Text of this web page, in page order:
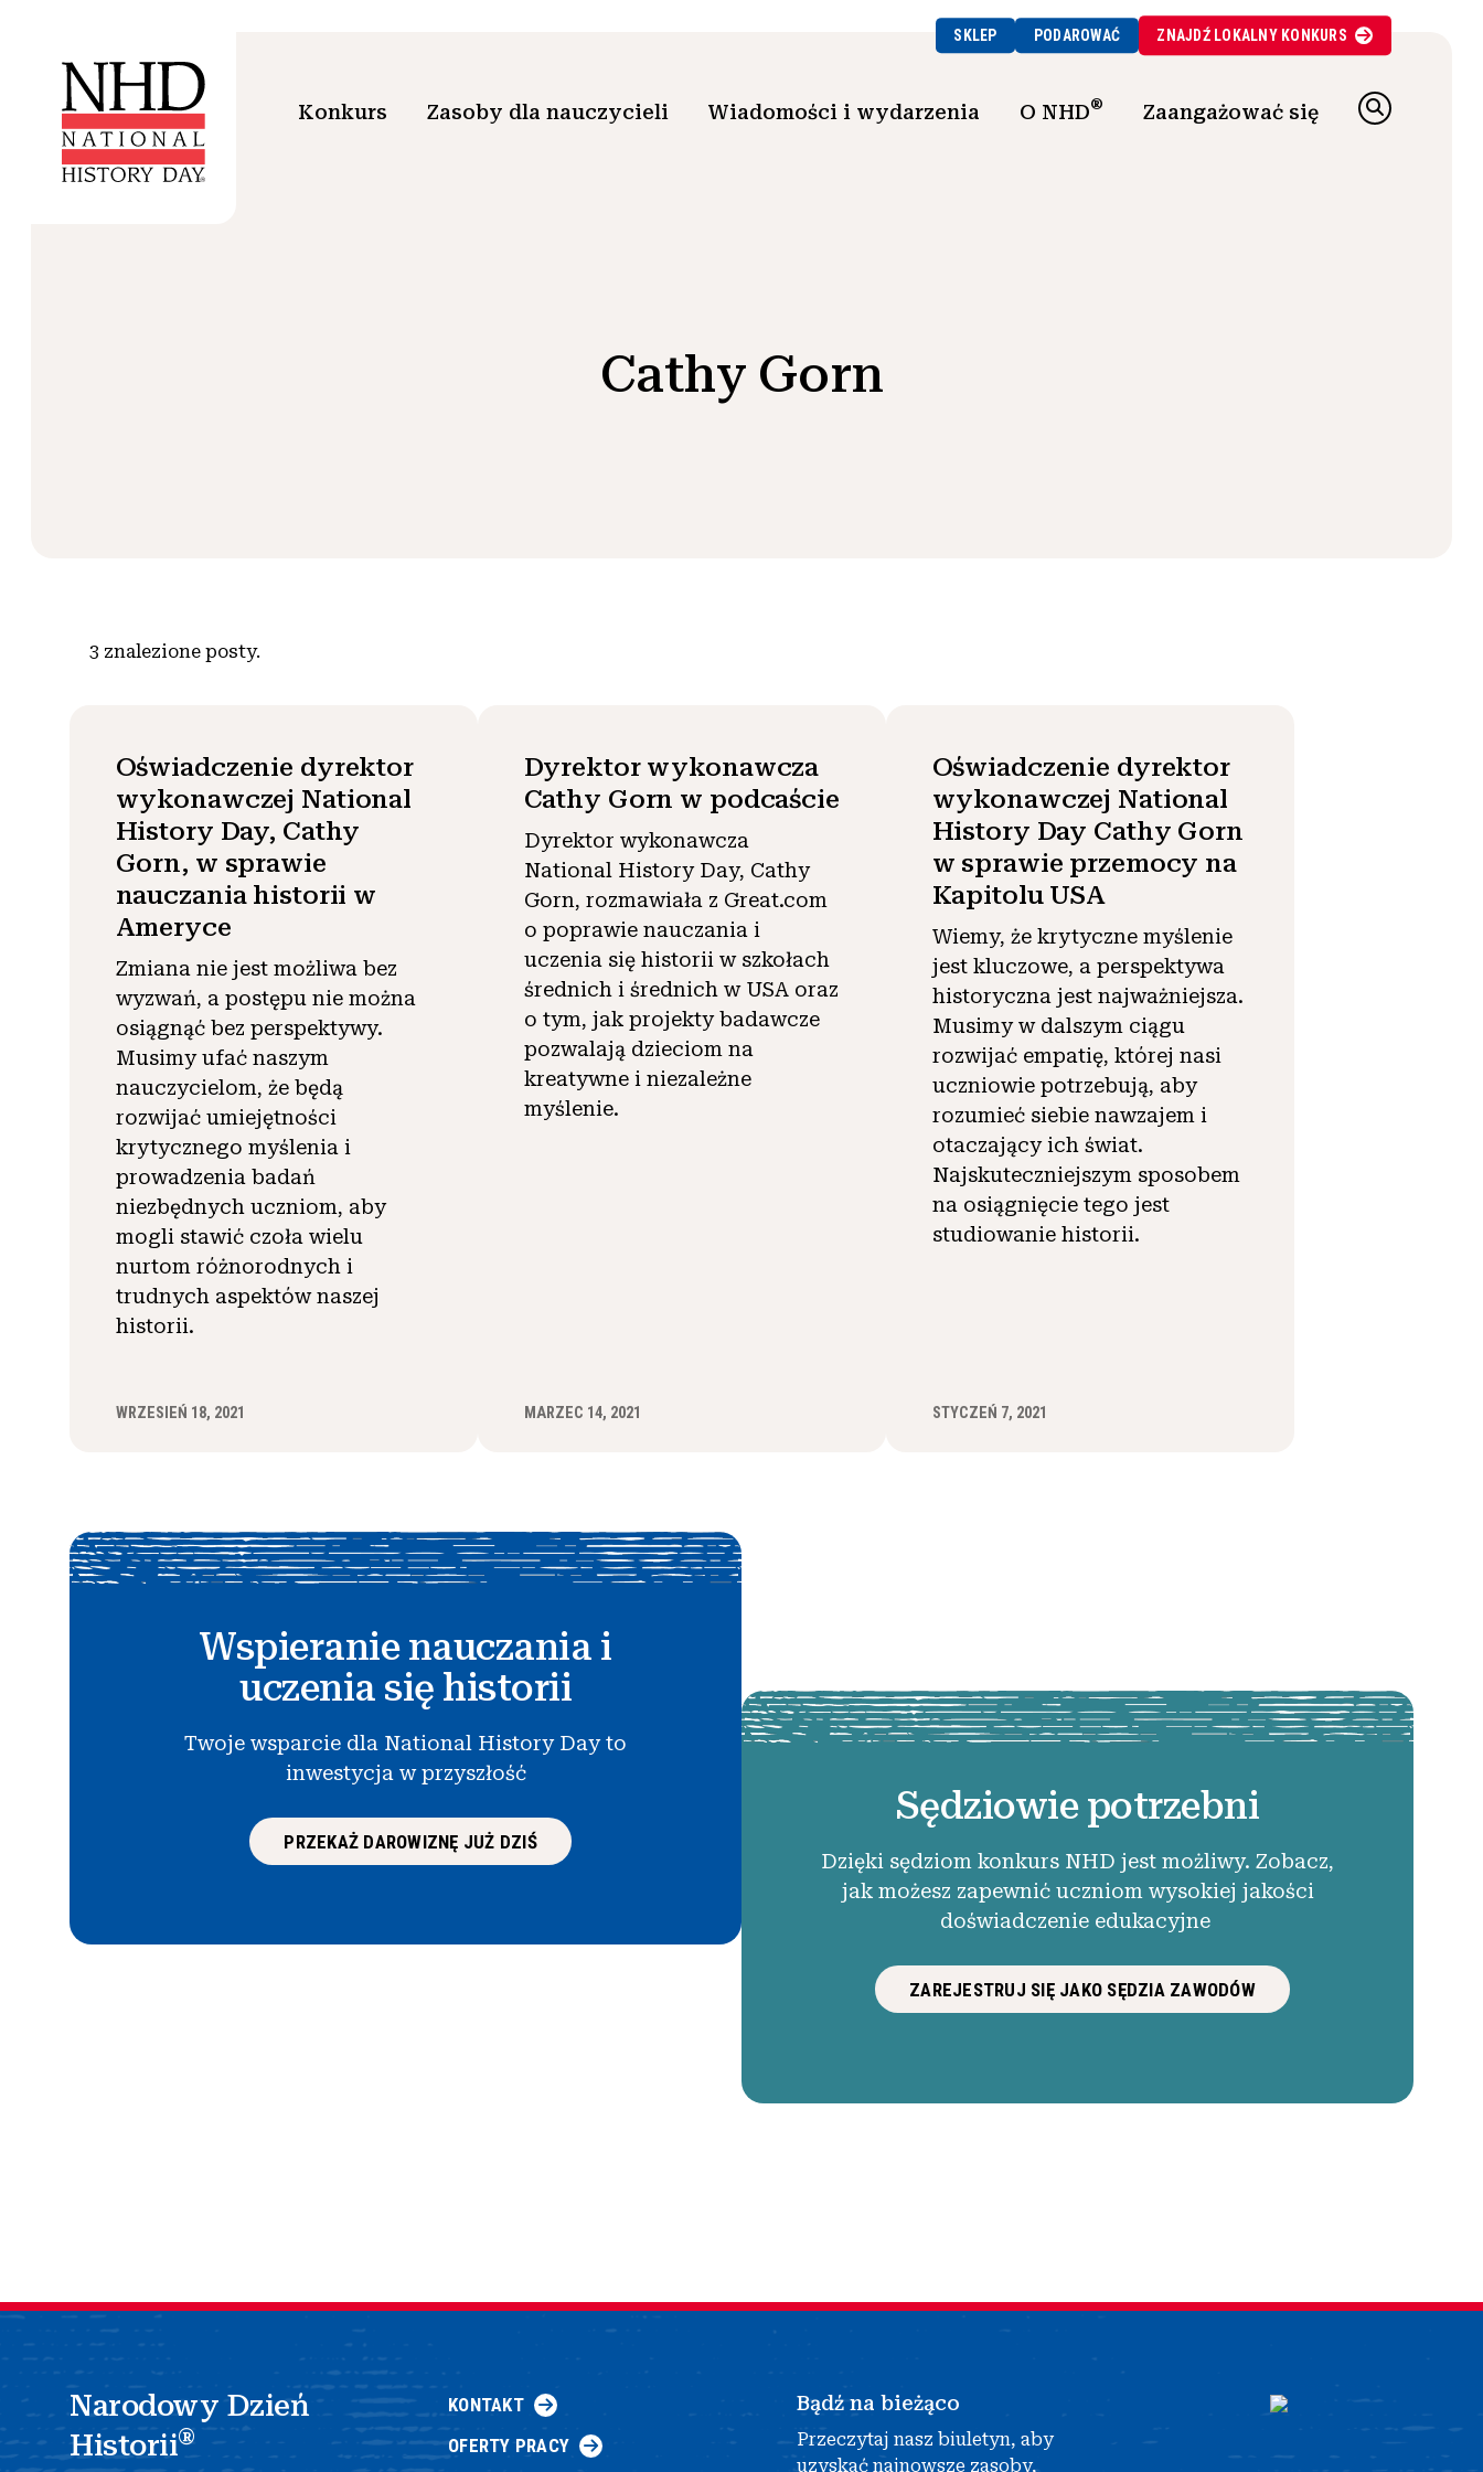
SKLEP PODAROWAĆ ZNAJDŹ LOKALNYKONKURS
Konkurs Zasoby dla nauczycieli Wiadomości i wydarzenia O NHD® Zaangażować się
Cathy Gorn
3 znalezione posty.
Oświadczenie dyrektor
wykonawczej National
History Day, Cathy
Gorn, w sprawie
nauczania historii w
Ameryce
Zmiana nie jest możliwa bez
wyzwań, a postępu nie można
osiągnąć bez perspektywy.
Musimy ufać naszym
nauczycielom, że będą
rozwijać umiejętności
krytycznego myślenia i
prowadzenia badań
niezbędnych uczniom, aby
mogli stawić czoła wielu
nurtom różnorodnych i
trudnych aspektów naszej
historii.
WRZESIEŃ 18, 2021
Dyrektor wykonawcza
Cathy Gorn w podcaście
Dyrektor wykonawcza
National History Day, Cathy
Gorn, rozmawiała z Great.com
o poprawie nauczania i
uczenia się historii w szkołach
średnich i średnich w USA oraz
o tym, jak projekty badawcze
pozwalają dzieciom na
kreatywne i niezależne
myślenie.
MARZEC 14, 2021
Oświadczenie dyrektor
wykonawczej National
History Day Cathy Gorn
w sprawie przemocy na
Kapitolu USA
Wiemy, że krytyczne myślenie
jest kluczowe, a perspektywa
historyczna jest najważniejsza.
Musimy w dalszym ciągu
rozwijać empatię, której nasi
uczniowie potrzebują, aby
rozumieć siebie nawzajem i
otaczający ich świat.
Najskuteczniejszym sposobem
na osiągnięcie tego jest
studiowanie historii.
STYCZEŃ 7, 2021
Wspieranie nauczania i
uczenia się historii
Twoje wsparcie dla National History Day to
inwestycja w przyszłość
PRZEKAŻ DAROWIZNĘ JUŻ DZIŚ
Sędziowie potrzebni
Dzięki sędziom konkurs NHD jest możliwy. Zobacz,
jak możesz zapewnić uczniom wysokiej jakości
doświadczenie edukacyjne
ZAREJESTRUJ SIĘ JAKO SĘDZIA ZAWODÓW
Narodowy Dzień
Historii®
KONTAKT
OFERTY PRACY
Bądź na bieżąco
Przeczytaj nasz biuletyn, aby
uzyskać najnowsze zasoby,